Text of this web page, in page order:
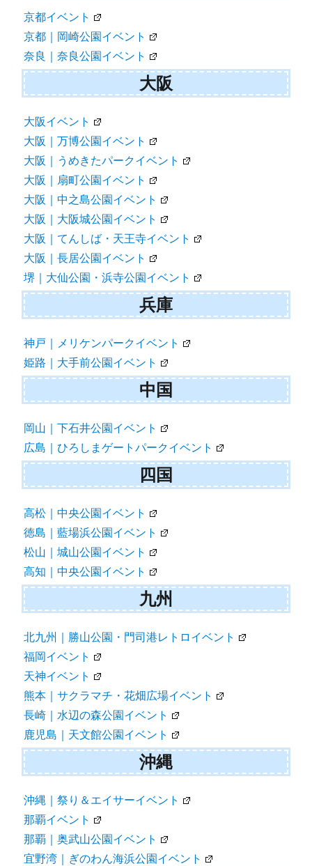
京都イベント
京都｜岡崎公園イベント
奈良｜奈良公園イベント
大阪
大阪イベント
大阪｜万博公園イベント
大阪｜うめきたパークイベント
大阪｜扇町公園イベント
大阪｜中之島公園イベント
大阪｜大阪城公園イベント
大阪｜てんしば・天王寺イベント
大阪｜長居公園イベント
堺｜大仙公園・浜寺公園イベント
兵庫
神戸｜メリケンパークイベント
姫路｜大手前公園イベント
中国
岡山｜下石井公園イベント
広島｜ひろしまゲートパークイベント
四国
高松｜中央公園イベント
徳島｜藍場浜公園イベント
松山｜城山公園イベント
高知｜中央公園イベント
九州
北九州｜勝山公園・門司港レトロイベント
福岡イベント
天神イベント
熊本｜サクラマチ・花畑広場イベント
長崎｜水辺の森公園イベント
鹿児島｜天文館公園イベント
沖縄
沖縄｜祭り＆エイサーイベント
那覇イベント
那覇｜奥武山公園イベント
宜野湾｜ぎのわん海浜公園イベント